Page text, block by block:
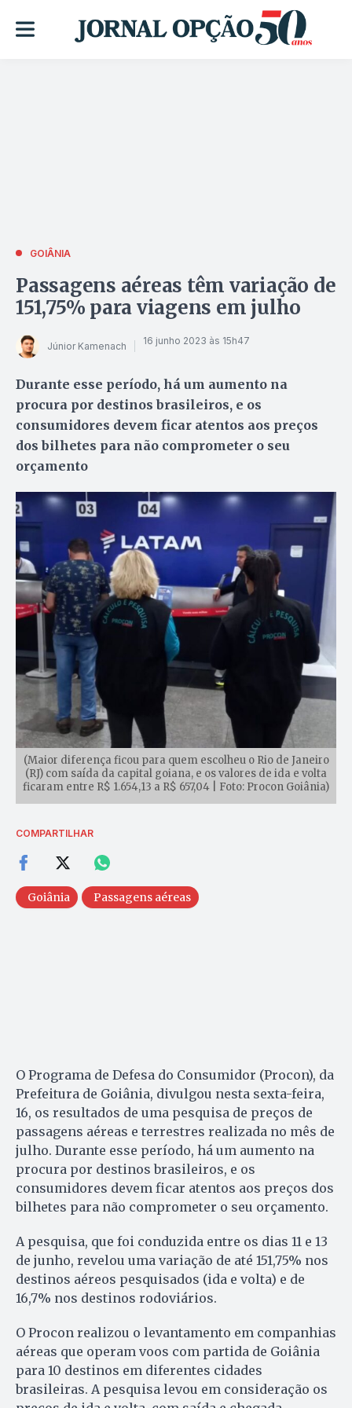
GOIÂNIA
Passagens aéreas têm variação de
151,75% para viagens em julho
Júnior Kamenach 16 junho 2023 às 15h47
Durante esse período, há um aumento na
procura por destinos brasileiros, e os
consumidores devem ficar atentos aos preços
dos bilhetes para não comprometer o seu
orçamento
(Maior diferença ficou para quem escolheu o Rio de Janeiro
(RJ) com saída da capital goiana, e os valores de ida e volta
ficaram entre R$ 1.654,13 a R$ 657,04 | Foto: Procon Goiânia)
COMPARTILHAR
Goiânia Passagens aéreas
O Programa de Defesa do Consumidor (Procon), da
Prefeitura de Goiânia, divulgou nesta sexta-feira,
16, os resultados de uma pesquisa de preços de
passagens aéreas e terrestres realizada no mês de
julho. Durante esse período, há um aumento na
procura por destinos brasileiros, e os
consumidores devem ficar atentos aos preços dos
bilhetes para não comprometer o seu orçamento.
A pesquisa, que foi conduzida entre os dias 11 e 13
de junho, revelou uma variação de até 151,75% nos
destinos aéreos pesquisados ​​(ida e volta) e de
16,7% nos destinos rodoviários.
O Procon realizou o levantamento em companhias
aéreas que operam voos com partida de Goiânia
para 10 destinos em diferentes cidades
brasileiras. A pesquisa levou em consideração os